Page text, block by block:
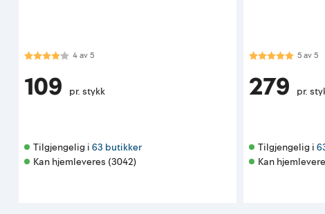
Karakter:4.0 av 5 mulige
4av5
109 pr. stykk
Tilgjengelig i 63 butikker
Kan hjemleveres (3042)
Karakter:5.0
5av5
279 pr.
Tilgjengelig i
Kan